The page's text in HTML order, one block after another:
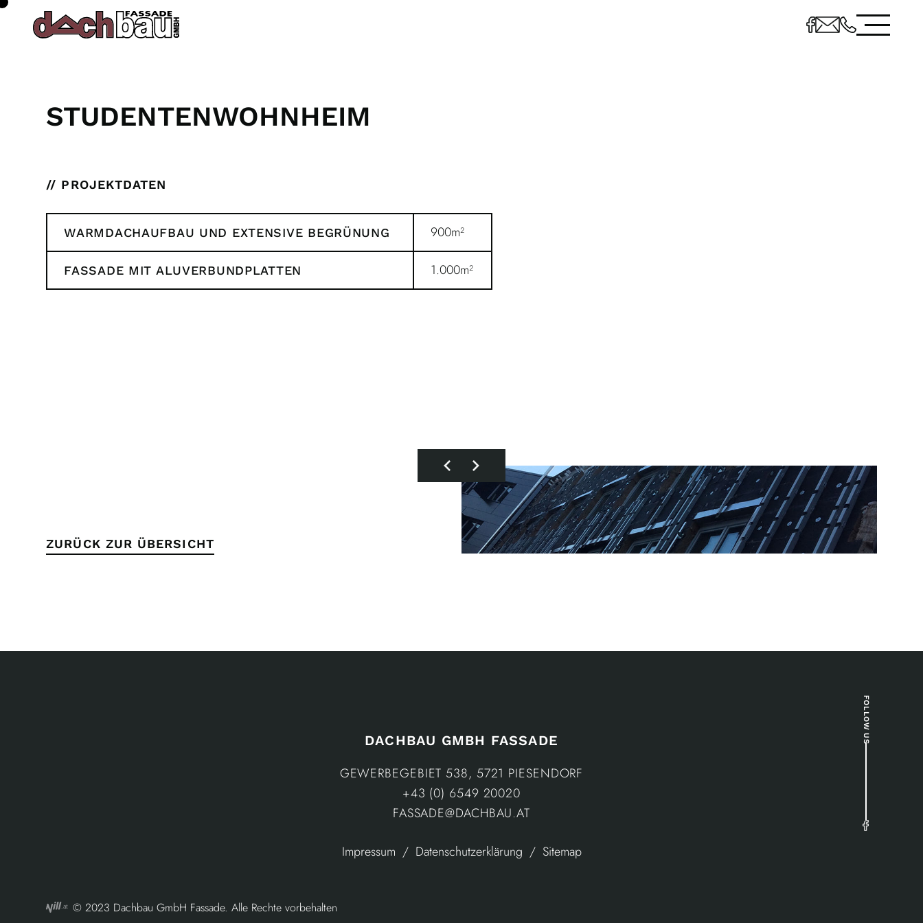
STUDENTENWOHNHEIM
// PROJEKTDATEN
WARMDACHAUFBAU UND EXTENSIVE BEGRÜNUNG 900m²
FASSADE MIT ALUVERBUNDPLATTEN 1.000m²
ZURÜCK ZUR ÜBERSICHT
DACHBAU GMBH FASSADE
GEWERBEGEBIET 538, 5721 PIESENDORF
+43 (0) 6549 20020
FASSADE@DACHBAU.AT
Impressum Datenschutzerklärung Sitemap
.at © 2023 Dachbau GmbH Fassade. Alle Rechte vorbehalten
FOLLOW US